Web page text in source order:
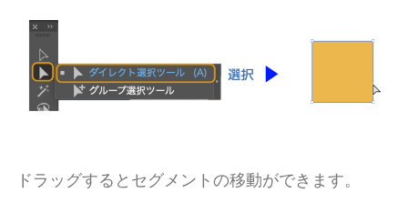
ドラッグするとセグメントの移動ができます。